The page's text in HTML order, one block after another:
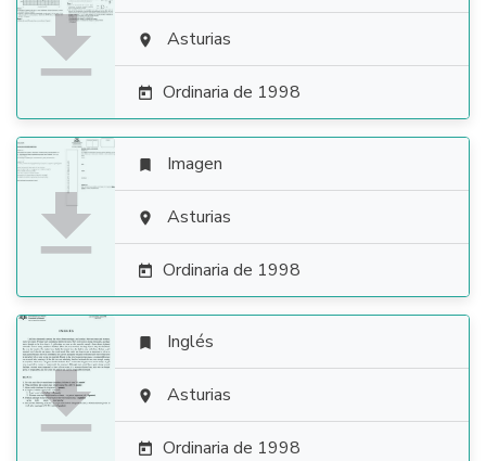
  Asturias
 Ordinaria de 1998

 Imagen
 Asturias
 Ordinaria de 1998

 Inglés
 Asturias
 Ordinaria de 1998